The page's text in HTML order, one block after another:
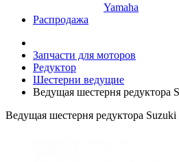
Yamaha
Распродажа
Запчасти для моторов
Редуктор
Шестерни ведущие
Ведущая шестерня редуктора
Ведущая шестерня редуктора Suzuki